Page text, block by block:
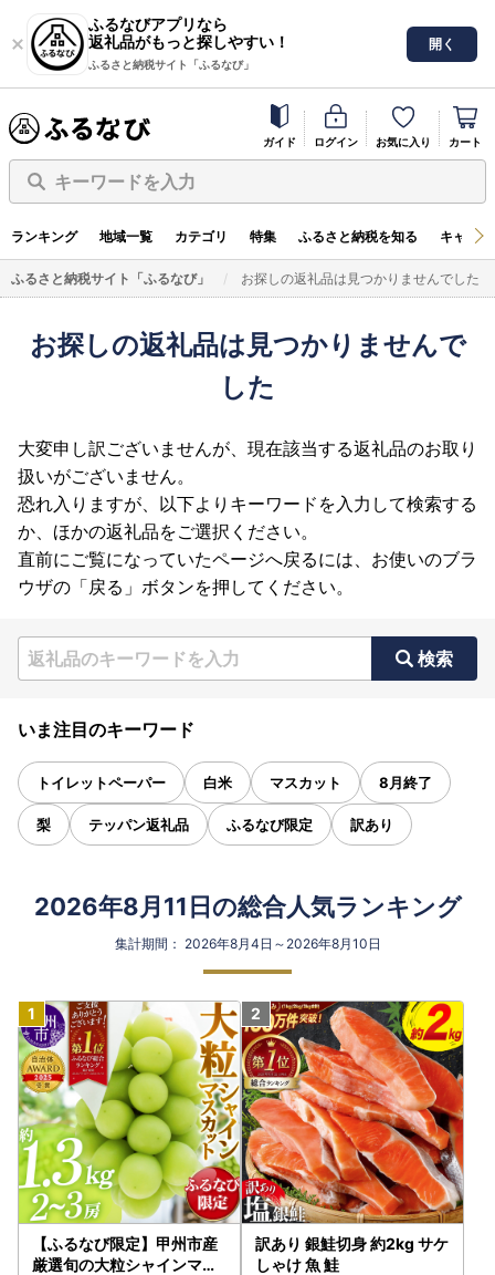
ふるなびアプリなら
返礼品がもっと探しやすい！
ふるさと納税サイト「ふるなび」
開く
ガイド ログイン お気に入り カート
キーワードを入力
ランキング 地域一覧 カテゴリ 特集 ふるさと納税を知る キャン
ふるさと納税サイト「ふるなび」 お探しの返礼品は見つかりませんでした
お探しの返礼品は見つかりませんで
した
大変申し訳ございませんが、現在該当する返礼品のお取り
扱いがございません。
恐れ入りますが、以下よりキーワードを入力して検索する
か、ほかの返礼品をご選択ください。
直前にご覧になっていたページへ戻るには、お使いのブラ
ウザの「戻る」ボタンを押してください。
検索
いま注目のキーワード
トイレットペーパー 白米 マスカット 8月終了
梨 テッパン返礼品 ふるなび限定 訳あり
2026年8月11日の総合人気ランキング
集計期間： 2026年8月4日～2026年8月10日
【ふるなび限定】甲州市産
厳選旬の大粒シャインマス
訳あり 銀鮭切身 約2kg サケ
しゃけ 魚 鮭